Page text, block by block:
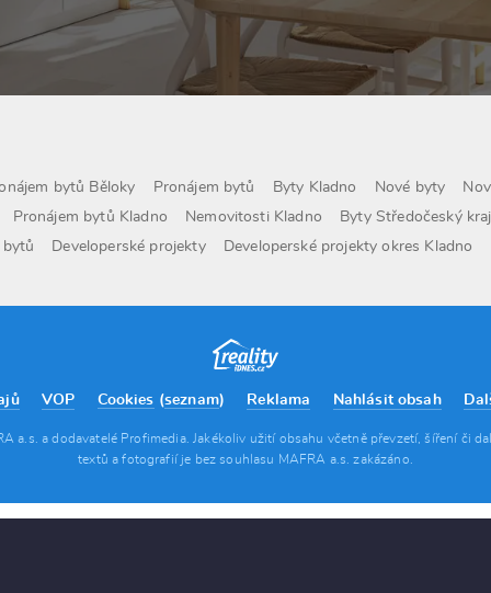
bytů Běloky Pronájem bytů Byty Kladno Nové byty
Pronájem bytů Kladno Nemovitosti Kladno
Byty Středočeský kraj
bytů Developerské projekty Developerské projekty okres Kladno
VOP Cookies (seznam) Reklama Nahlásit obsah
a.s. a dodavatelé Profimedia. Jakékoliv užití obsahu včetně převzetí, šíření či
textů a fotografií je bez souhlasu MAFRA a.s. zakázáno.